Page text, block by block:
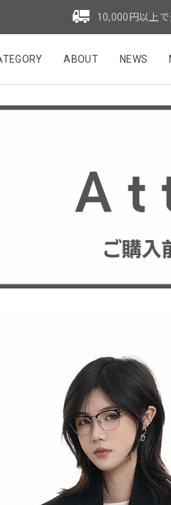
10,000円以上
ABOUT NEWS